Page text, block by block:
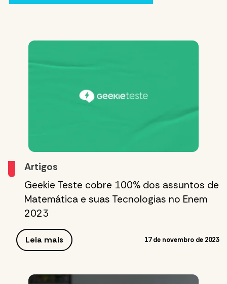
Artigos
Geekie Teste cobre 100% dos assuntos de
Matemática e suas Tecnologias no Enem
2023
Leia mais 17 de novembro de 2023